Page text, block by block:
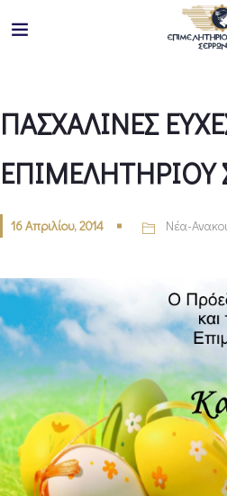
ΠΑΣΧΑΛΙΝΕΣ
ΕΠΙΜΕΛΗΤΗΡΙΟΥ
16 Απριλίου, 2014 Νέα-